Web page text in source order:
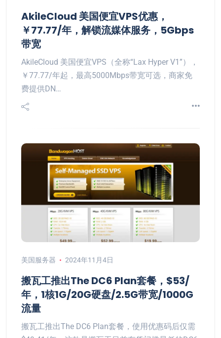
AkileCloud 美国便宜VPS优惠，
￥77.77/年，解锁流媒体服务，5Gbps
带宽
AkileCloud 美国便宜VPS（全称“Lax Hyper V1”），
￥77.77/年起，最高5000Mbps带宽可选，商家免
费提供DN…
美国服务器 2024年11月4日
搬瓦工推出The DC6 Plan套餐，$53/
年，1核1G/20G硬盘/2.5G带宽/1000G
流量
搬瓦工推出The DC6 Plan套餐，使用优惠码后仅需